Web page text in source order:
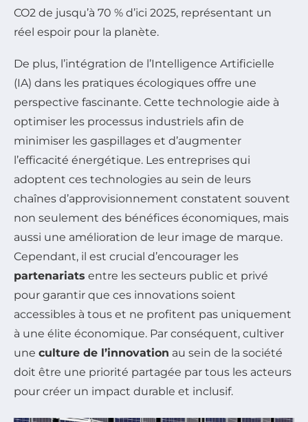
CO2 de jusqu’à 70 % d’ici 2025, représentant un
réel espoir pour la planète.
De plus, l’intégration de l’Intelligence Artificielle
(IA) dans les pratiques écologiques offre une
perspective fascinante. Cette technologie aide à
optimiser les processus industriels afin de
minimiser les gaspillages et d’augmenter
l’efficacité énergétique. Les entreprises qui
adoptent ces technologies au sein de leurs
chaînes d’approvisionnement constatent souvent
non seulement des bénéfices économiques, mais
aussi une amélioration de leur image de marque.
Cependant, il est crucial d’encourager les
partenariats entre les secteurs public et privé
pour garantir que ces innovations soient
accessibles à tous et ne profitent pas uniquement
à une élite économique. Par conséquent, cultiver
une culture de l’innovation au sein de la société
doit être une priorité partagée par tous les acteurs
pour créer un impact durable et inclusif.